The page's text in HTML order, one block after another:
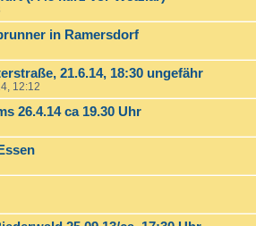
in Ramersdorf
21.6.14, 18:30 ungefähr
12:12
26.4.14 ca 19.30 Uhr